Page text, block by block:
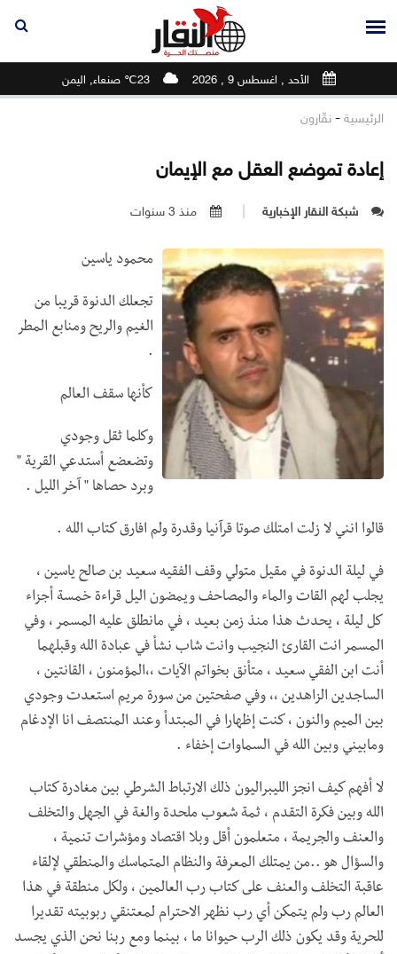
الأحد , اغسطس 9 , 2026 23℃ صنعاء, اليمن
الرئيسية - نقّارون
إعادة تموضع العقل مع الإيمان
شبكة النقار الإخبارية منذ 3 سنوات
محمود ياسين
تجعلك الدنوة قريبا من
الغيم والريح ومنابع المطر
.
كأنها سقف العالم
وكلما ثقل وجودي
وتضعضع أستدعي القرية "
وبرد حصاها " آخر الليل .
قالوا انني لا زلت امتلك صوتا قرآنيا وقدرة ولم افارق كتاب الله .
في ليلة الدنوة في مقيل متولي وقف الفقيه سعيد بن صالح ياسين ،
يجلب لهم القات والماء والمصاحف ويمضون اليل قراءة خمسة أجزاء
كل ليلة ، يحدث هذا منذ زمن بعيد ، في مانطلق عليه المسمر ، وفي
المسمر انت القارئ النجيب وانت شاب نشأ في عبادة الله وقبلهما
أنت ابن الفقي سعيد ، متأنق بخواتم الآيات ،،المؤمنون ، القانتين ،
الساجدين الزاهدين ،، وفي صفحتين من سورة مريم استعدت وجودي
بين الميم والنون ، كنت إظهارا في المبتدأ وعند المنتصف انا الإدغام
ومابيني وبين الله في السماوات إخفاء .
لا أفهم كيف انجز الليبراليون ذلك الارتباط الشرطي بين مغادرة كتاب
الله وبين فكرة التقدم ، ثمة شعوب ملحدة والغة في الجهل والتخلف
والعنف والجريمة ، متعلمون أقل وبلا اقتصاد ومؤشرات تنمية ،
والسؤال هو ..من يمتلك المعرفة والنظام المتماسك والمنطقي لإلقاء
عاقبة التخلف والعنف على كتاب رب العالمين ، ولكل منطقة في هذا
العالم رب ولم يتمكن أي رب نظهر الاحترام لمعتنقي ربوبيته تقديرا
للحرية وقد يكون ذلك الرب حيوانا ما ، بينما ومع ربنا نحن الذي يجسد